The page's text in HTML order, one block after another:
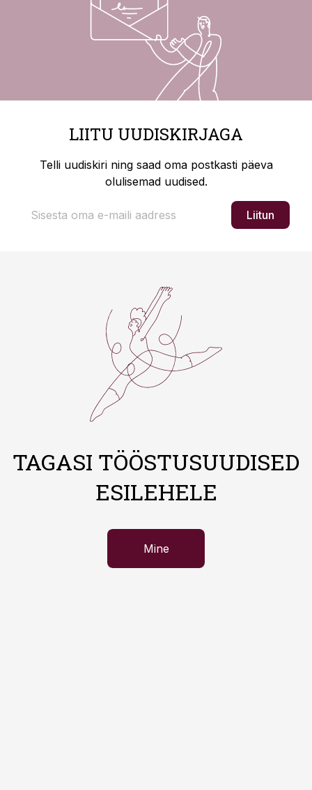
LIITU UUDISKIRJAGA
Telli uudiskiri ning saad oma postkasti päeva
olulisemad uudised.
Liitun
TAGASI TÖÖSTUSUUDISED
ESILEHELE
Mine